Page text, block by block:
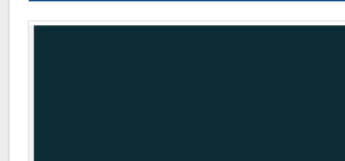
CULTURA